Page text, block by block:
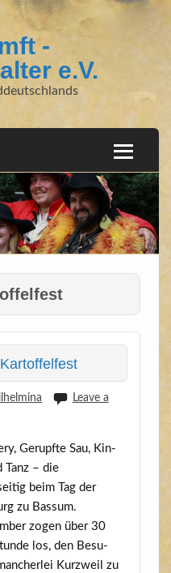
-
e.V.
Leave a
Gerupf­te Sau, Kin­
Tanz – die
beim Tag der
zu Bassum.
zogen über 30
los, den Besu­
Kurz­weil zu